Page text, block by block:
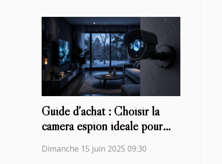
Guide d'achat : Choisir la
caméra espion idéale pour
Dimanche 15 juin 2025 09:30